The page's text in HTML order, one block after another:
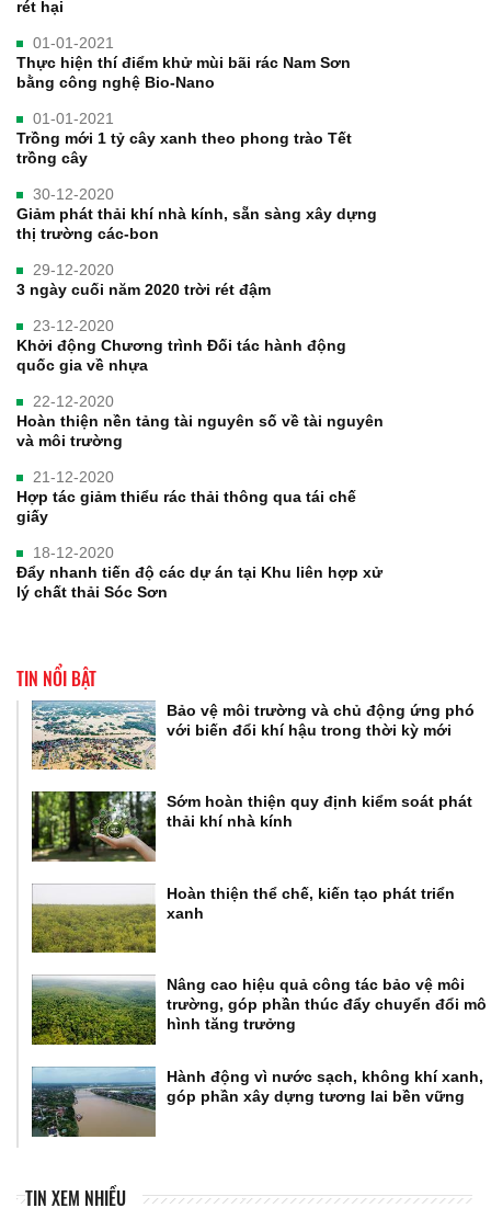
rét hại
01-01-2021
Thực hiện thí điểm khử mùi bãi rác Nam Sơn
bằng công nghệ Bio-Nano
01-01-2021
Trồng mới 1 tỷ cây xanh theo phong trào Tết
trồng cây
30-12-2020
Giảm phát thải khí nhà kính, sẵn sàng xây dựng
thị trường các-bon
29-12-2020
3 ngày cuối năm 2020 trời rét đậm
23-12-2020
Khởi động Chương trình Đối tác hành động
quốc gia về nhựa
22-12-2020
Hoàn thiện nền tảng tài nguyên số về tài nguyên
và môi trường
21-12-2020
Hợp tác giảm thiểu rác thải thông qua tái chế
giấy
18-12-2020
Đẩy nhanh tiến độ các dự án tại Khu liên hợp xử
lý chất thải Sóc Sơn
TIN NỔI BẬT
Bảo vệ môi trường và chủ động ứng phó
với biến đổi khí hậu trong thời kỳ mới
Sớm hoàn thiện quy định kiểm soát phát
thải khí nhà kính
Hoàn thiện thể chế, kiến tạo phát triển
xanh
Nâng cao hiệu quả công tác bảo vệ môi
trường, góp phần thúc đẩy chuyển đổi mô
hình tăng trưởng
Hành động vì nước sạch, không khí xanh,
góp phần xây dựng tương lai bền vững
TIN XEM NHIỀU